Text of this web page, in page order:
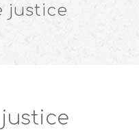
justice